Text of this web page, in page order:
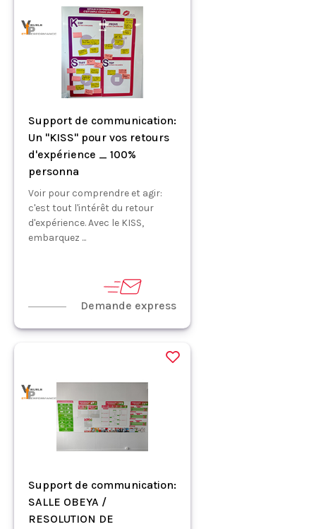
Support de communication:
Un "KISS" pour vos retours
d'expérience _ 100%
personna
Voir pour comprendre et agir:
c'est tout l'intérêt du retour
d'expérience. Avec le KISS,
embarquez ...
Demande express
Support de communication:
SALLE OBEYA /
RESOLUTION DE